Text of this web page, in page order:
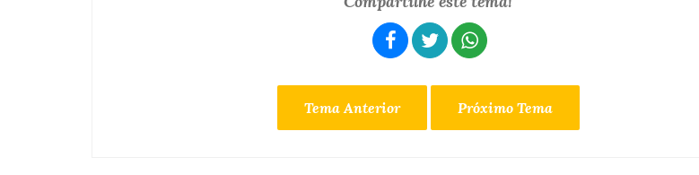
Tema Anterior Próximo Tema